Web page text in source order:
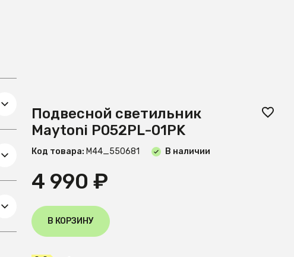
Подвесной светильник
Maytoni P052PL-01PK
Код товара: М44_550681 В наличии
4 990 ₽
В КОРЗИНУ